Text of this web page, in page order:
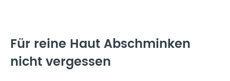
Für reine Haut Abschminken
nicht vergessen